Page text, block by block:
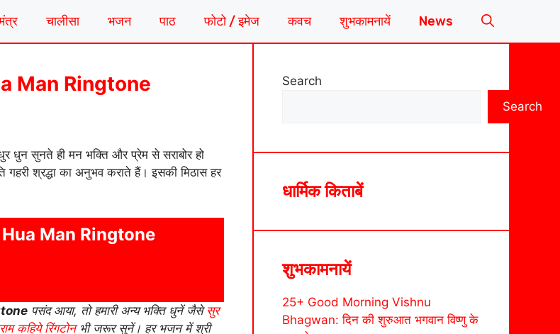
चालीसा भजन पाठ फोटो / इमेज कवच शुभकामनायें News
Man Ringtone
धुन सुनते ही मन भक्ति और प्रेम से सराबोर हो
श्रद्धा का अनुभव कराते हैं। इसकी मिठास हर
Man Ringtone
पसंद आया, तो हमारी अन्य भक्ति धुनें जैसे सुर
कहिये रिंगटोनभी जरूर सुनें। हर भजन में श्री
Search
Search
धार्मिक किताबें
शुभकामनायें
25+ Good Morning Vishnu
Bhagwan: दिन की शुरुआत भगवान विष्णु के